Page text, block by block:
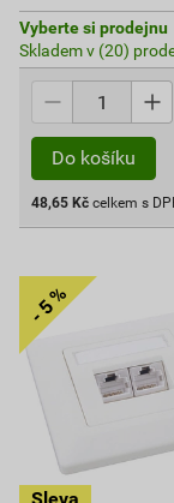
Vyberte si prodejnu
Skladem v (20)
Do košíku
48,65 Kč celkem s